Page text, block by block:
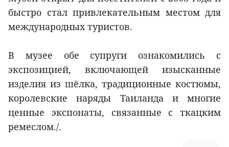
быстро стал привлекательным местом для
международных туристов.
В музее обе супруги ознакомились с
экспозицией, включающей изысканные
изделия из шёлка, традиционные костюмы,
королевские наряды Таиланда и многие
ценные экспонаты, связанные с ткацким
ремеслом./.